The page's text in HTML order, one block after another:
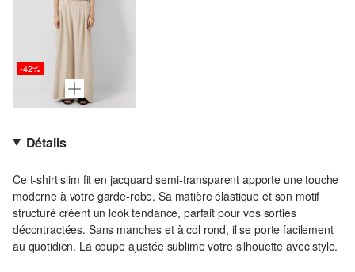
-42%
Détails
Ce t-shirt slim fit en jacquard semi-transparent apporte une touche
moderne à votre garde-robe. Sa matière élastique et son motif
structuré créent un look tendance, parfait pour vos sorties
décontractées. Sans manches et à col rond, il se porte facilement
au quotidien. La coupe ajustée sublime votre silhouette avec style.